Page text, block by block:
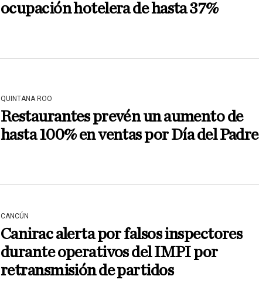
ocupación hotelera de hasta 37%
QUINTANA ROO
Restaurantes prevén un aumento de
hasta 100% en ventas por Día del Padre
CANCÚN
Canirac alerta por falsos inspectores
durante operativos del IMPI por
retransmisión de partidos